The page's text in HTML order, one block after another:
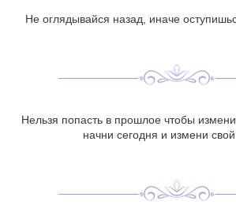
Не оглядывайся назад, иначе
Нельзя попасть в прошлое чтобы
начни сегодня и измени свой